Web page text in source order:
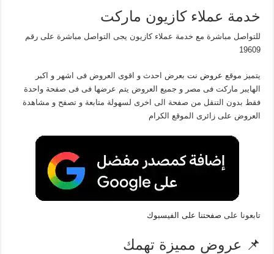
خدمة عملاء كازيون ماركت
للتواصل مباشرة مع خدمة عملاء كازيون يجى التواصل مباشرة على رقم
19609
يتميز موقع عروض نتبعرض احدث و اقوى العروض فى اشهر و اكبر
الهايبر ماركت فى مصر و جميع العروض يتم عرضها فى فى صفحة واحدة
فقط بدون التنقل من صفحة الى اخرى لسهولة متابعة و تصفح و مشاهدة
العروض على زائرى الموقع الكرام
تابعونا على صفحتنا على الفيسبوك
📌 عروض مميزة تهمك